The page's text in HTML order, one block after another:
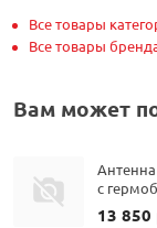
Все товары
Все товары
Вам может
Антенна
с
13 850